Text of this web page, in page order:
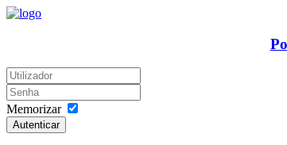
Memorizar
Autenticar